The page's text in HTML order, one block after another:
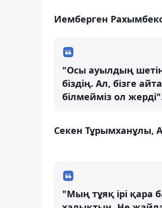
Иемберген
"Осы ауылдың
біздің. Ал, бізге
білмейміз ол
Секен Тұрымханұлы,
"Мың тұяқ ірі